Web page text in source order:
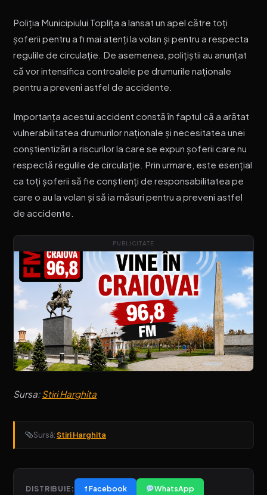
Poliția Municipiului Toplița a lansat un apel către toți
șoferii pentru a fi mai atenți la volan și pentru a respecta
regulile de circulație. De asemenea, polițiștii au anunțat
că vor intensifica controalele pe drumurile naționale
pentru a preveni astfel de accidente.
Importanța acestui accident constă în faptul că a arătat
vulnerabilitatea drumurilor naționale și necesitatea unei
conștientizări a riscurilor la care se expun șoferii care nu
respectă regulile de circulație. Prin urmare, este esențial
ca toți șoferii să fie conștienți de responsabilitatea pe
care o au la volan și să ia măsuri pentru a preveni astfel
de accidente.
PUBLICITATE
Sursa:Stiri Harghita
Sursă:Stiri Harghita
DISTRIBUIE: f Facebook WhatsApp